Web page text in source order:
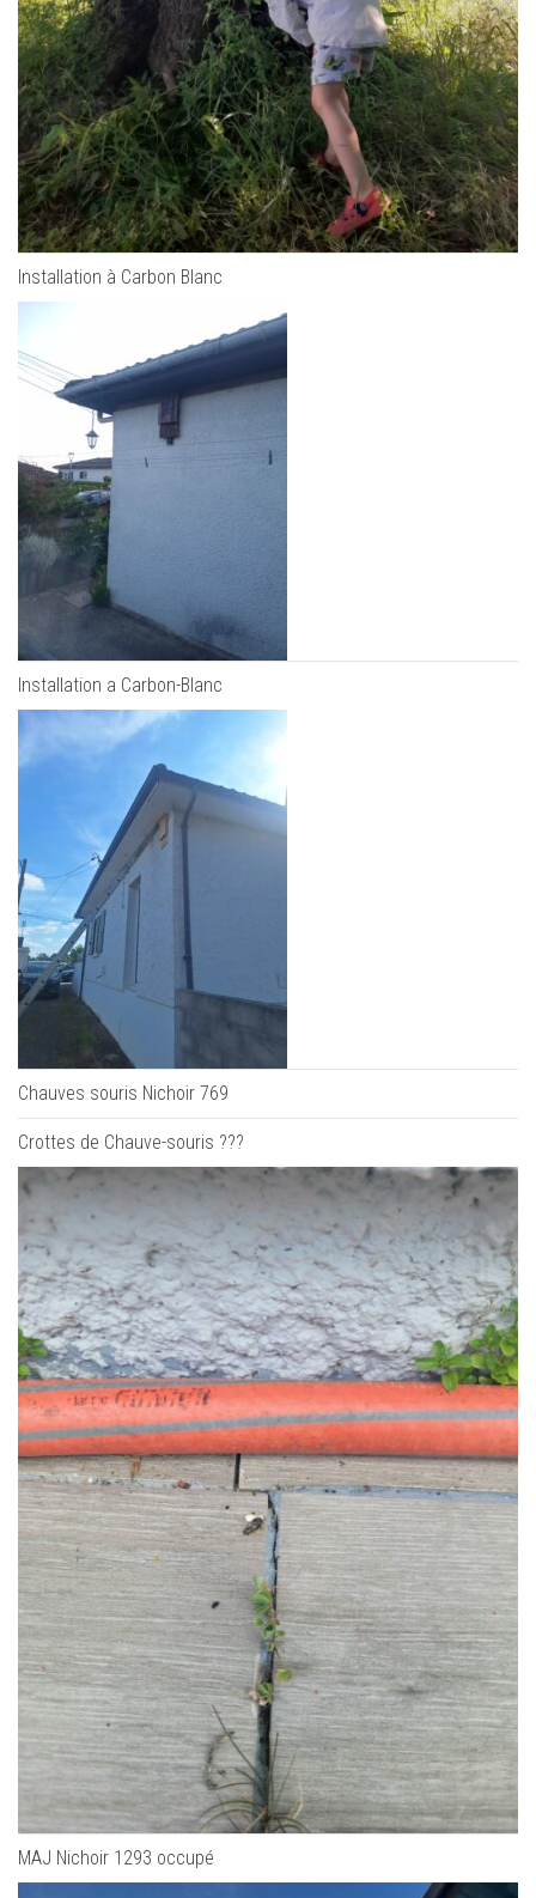
Installation à Carbon Blanc
Installation a Carbon-Blanc
Chauves souris Nichoir 769
Crottes de Chauve-souris ???
MAJ Nichoir 1293 occupé